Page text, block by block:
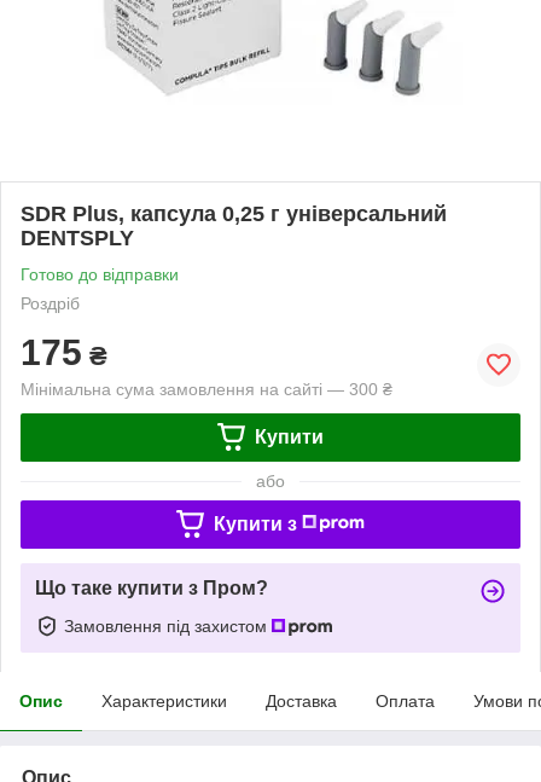
SDR Plus, капсула 0,25 г універсальний
DENTSPLY
Готово до відправки
Роздріб
175 ₴
Мінімальна сума замовлення на сайті — 300 ₴
Купити
або
Купити з
Що таке купити з Пром?
Замовлення під захистом
Опис Характеристики Доставка Оплата Умови
Опис